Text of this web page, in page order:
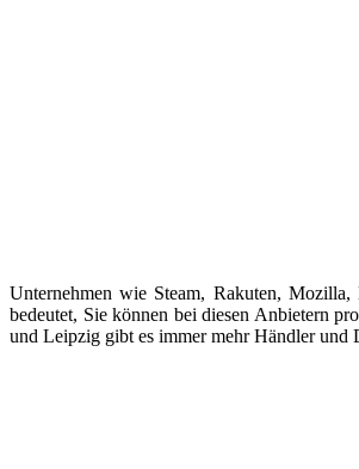
Unternehmen wie Steam, Rakuten,
bedeutet, Sie können bei diesen Anbietern
und Leipzig gibt es immer mehr Händler und